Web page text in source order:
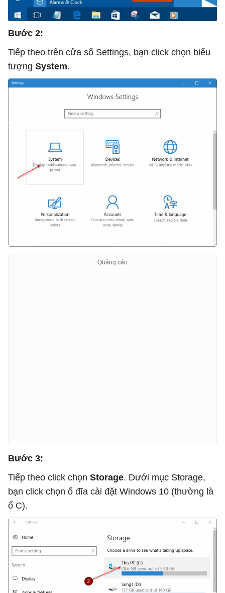
Bước 2:
Tiếp theo trên cửa sổ Settings, bạn click chọn biểu
tượng System.
Bước 3:
Tiếp theo click chọn Storage. Dưới mục Storage,
bạn click chọn ổ đĩa cài đặt Windows 10 (thường là
ổ C).